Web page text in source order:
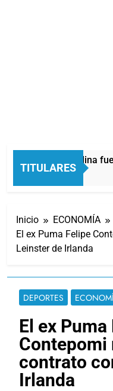
TITULARES
Thiago Medina
1 Hora Atrás
Inicio
ECONOMÍA
El ex Puma Felipe
Leinster de Irlanda
DEPORTES
El ex Puma
Contepomi
contrato
Irlanda